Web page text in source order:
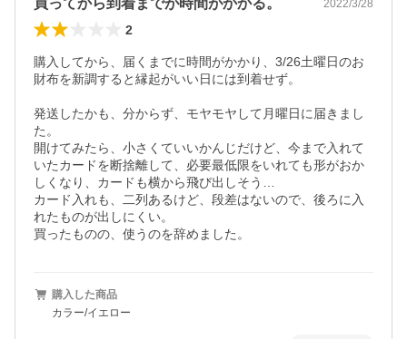
買ってから到着までが時間がかかる。 2022/3/28
2
購入してから、届くまでに時間がかかり、3/26土曜日のお
財布を新調すると縁起がいい日には到着せず。
発送したかも、分からず、モヤモヤして月曜日に届きまし
た。
開けてみたら、小さくていいかんじだけど、今まで入れて
いたカードを断捨離して、必要最低限をいれても形がおか
しくなり、カードも横から飛び出しそう…
カード入れも、二列あるけど、段差はないので、後ろに入
れたものが出しにくい。
買ったものの、使うのを辞めました。
購入した商品
カラー/イエロー